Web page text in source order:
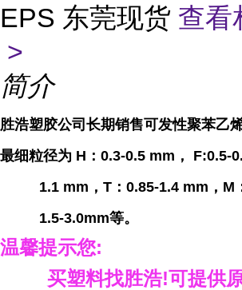
EPS 东莞现货 查看
>
简介
胜浩塑胶公司 长期销售可发性聚苯乙
最细粒径为 H ： 0.3-0.5 mm， F:0.5-
1.1 mm， T： 0.85-1.4 mm， M
1.5-3.0mm等。
温馨提示您:
买塑料找胜浩!可提供